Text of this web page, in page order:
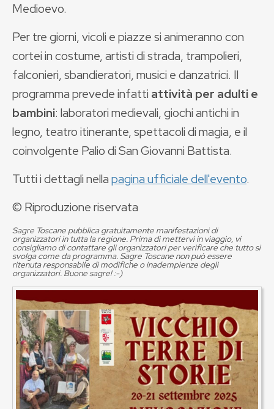
Medioevo.
Per tre giorni, vicoli e piazze si animeranno con
cortei in costume, artisti di strada, trampolieri,
falconieri, sbandieratori, musici e danzatrici. Il
programma prevede infatti attività per adulti e
bambini: laboratori medievali, giochi antichi in
legno, teatro itinerante, spettacoli di magia, e il
coinvolgente Palio di San Giovanni Battista.
Tutti i dettagli nellapagina ufficiale dell'evento.
© Riproduzione riservata
Sagre Toscane pubblica gratuitamente manifestazioni di
organizzatori in tutta la regione. Prima di mettervi in viaggio, vi
consigliamo di contattare gli organizzatori per verificare che tutto si
svolga come da programma. Sagre Toscane non può essere
ritenuta responsabile di modifiche o inadempienze degli
organizzatori. Buone sagre! :-)